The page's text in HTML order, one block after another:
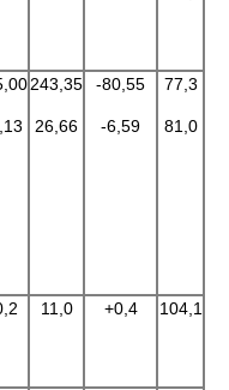
243,35
26,66
-80,55
-6,59
77,3
81,0
11,0 +0,4 104,1